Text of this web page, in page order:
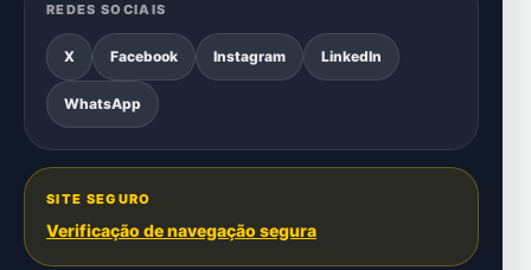
REDES SOCIAIS
X Facebook Instagram LinkedIn
WhatsApp
SITE SEGURO
Verificação de navegação segura